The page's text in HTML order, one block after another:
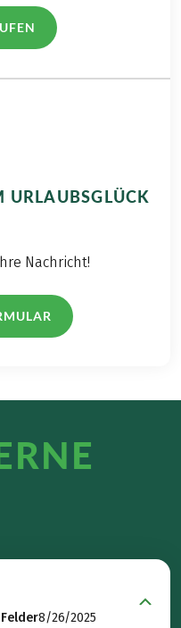
ÖFFNET IN NEUEM TAB)
Nachricht!
8/26/2025